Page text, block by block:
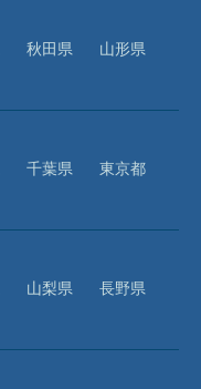
秋田県
山形県
千葉県
東京都
山梨県
長野県